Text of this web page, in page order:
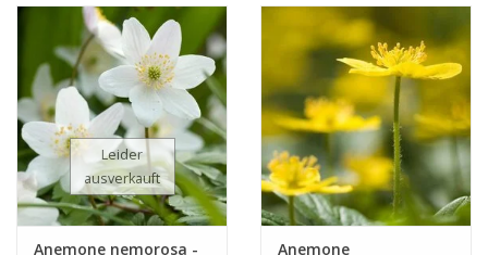
Leider
ausverkauft
Anemone nemorosa -
Anemone